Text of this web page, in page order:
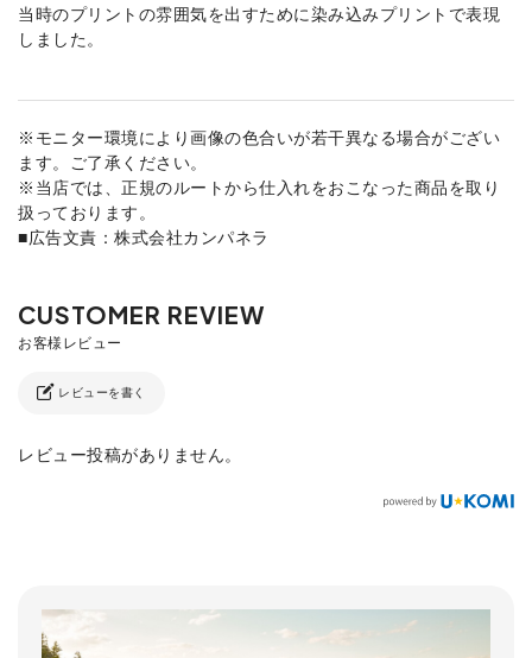
当時のプリントの雰囲気を出すために染み込みプリントで表現
しました。
※モニター環境により画像の色合いが若干異なる場合がござい
ます。ご了承ください。
※当店では、正規のルートから仕入れをおこなった商品を取り
扱っております。
■広告文責：株式会社カンパネラ
レビューを書く
レビュー投稿がありません。